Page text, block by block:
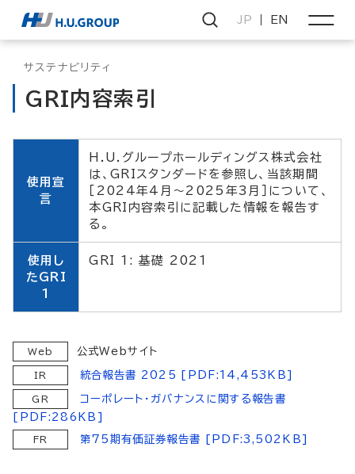
JP EN
サステナビリティ
GRI内容索引
使用宣
言
H.U.グループホールディングス株式会社
は、GRIスタンダードを参照し、当該期間
［2024年4月～2025年3月］について、
本GRI内容索引に記載した情報を報告す
る。
使用し
たGRI
1
GRI 1: 基礎 2021
Web 公式Webサイト
IR 統合報告書 2025 [PDF:14,453KB]
GR
コーポレート・ガバナンスに関する報告書
[PDF:286KB]
FR 第75期有価証券報告書 [PDF:3,502KB]